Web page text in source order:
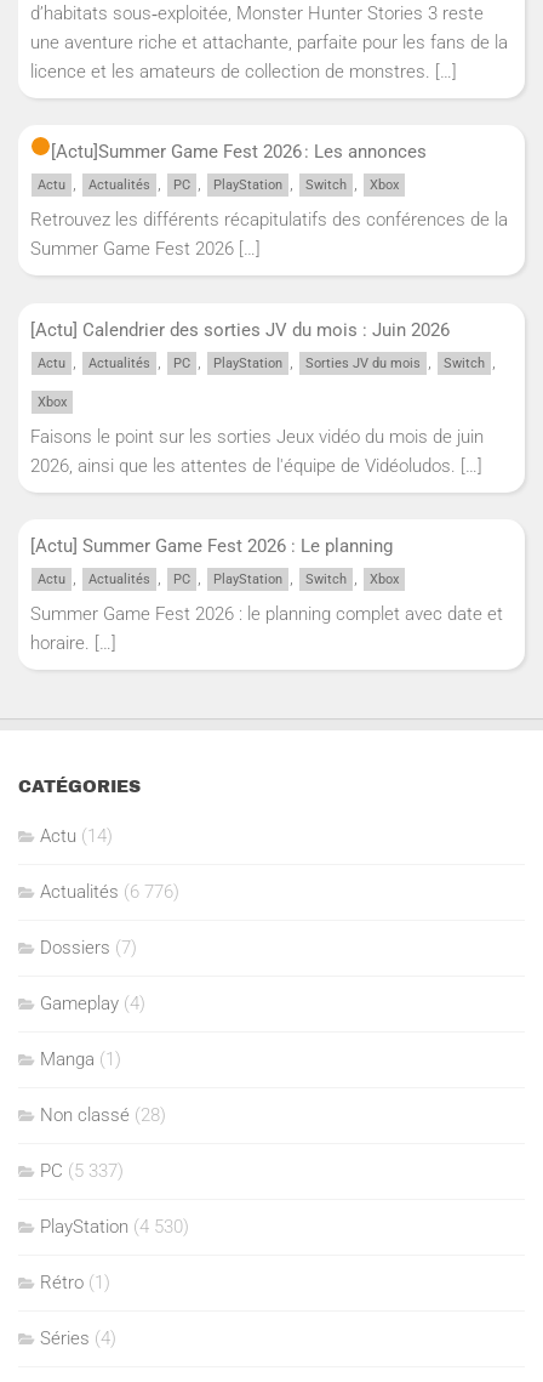
d’habitats sous‑exploitée, Monster Hunter Stories 3 reste
une aventure riche et attachante, parfaite pour les fans de la
licence et les amateurs de collection de monstres. […]
[Actu]Summer Game Fest 2026 : Les annonces
Actu , Actualités , PC , PlayStation , Switch , Xbox
Retrouvez les différents récapitulatifs des conférences de la
Summer Game Fest 2026 […]
[Actu] Calendrier des sorties JV du mois : Juin 2026
Actu , Actualités , PC , PlayStation , Sorties JV du mois , Switch ,
Xbox
Faisons le point sur les sorties Jeux vidéo du mois de juin
2026, ainsi que les attentes de l'équipe de Vidéoludos. […]
[Actu] Summer Game Fest 2026 : Le planning
Actu , Actualités , PC , PlayStation , Switch , Xbox
Summer Game Fest 2026 : le planning complet avec date et
horaire. […]
CATÉGORIES
Actu (14)
Actualités (6 776)
Dossiers (7)
Gameplay (4)
Manga (1)
Non classé (28)
PC (5 337)
PlayStation (4 530)
Rétro (1)
Séries (4)